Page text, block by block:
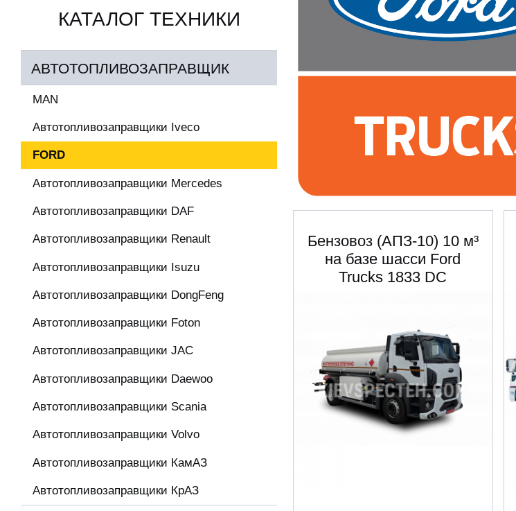
Бензовоз (АПЗ-10) 10 м³
на базе шасси Ford
Trucks 1833 DC
КАТАЛОГ ТЕХНИКИ
АВТОТОПЛИВОЗАПРАВЩИК
MAN
Автотопливозаправщики Iveco
FORD
Автотопливозаправщики Mercedes
Автотопливозаправщики DAF
Автотопливозаправщики Renault
Автотопливозаправщики Isuzu
Автотопливозаправщики DongFeng
Автотопливозаправщики Foton
Автотопливозаправщики JAC
Автотопливозаправщики Daewoo
Автотопливозаправщики Scania
Автотопливозаправщики Volvo
Автотопливозаправщики КамАЗ
Автотопливозаправщики КрАЗ